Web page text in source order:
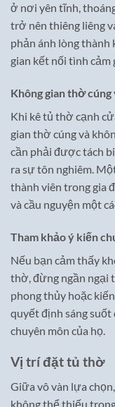
ở nơi yên tĩnh,
trở nên thiêng liêng
phản ánh lòng thành
gian kết nối tình cảm
Không gian thờ cúng
Khi kê tủ thờ cạnh
gian thờ cúng và
cần phải được tách
ra sự tôn nghiêm.
thành viên trong gia
và cầu nguyện một
Tham khảo ý kiến
Nếu bạn cảm thấy
thờ, đừng ngần ngại
phong thủy hoặc
quyết định sáng
chuyên môn của họ.
Vị trí đặt tủ thờ
Giữa vô vàn lựa
không thể thiếu